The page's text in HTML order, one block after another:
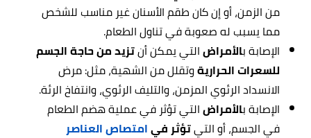
من الزمن، أو إن كان طقم الأسنان غير مناسب للشخص
مما يسبب له صعوبة في تناول الطعام.
الإصابة بالأمراضالتي يمكن أنتزيد من حاجة الجسم
للسعرات الحراريةوتقلل من الشهية، مثل: مرض
الانسداد الرئوي المزمن، والتليف الرئوي، وانتفاخ الرئة.
الإصابة بالأمراضالتي تؤثر في عملية هضم الطعام
في الجسم، أو التيتؤثر فيامتصاص العناصر